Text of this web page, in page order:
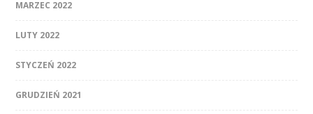
MARZEC 2022
LUTY 2022
STYCZEŃ 2022
GRUDZIEŃ 2021